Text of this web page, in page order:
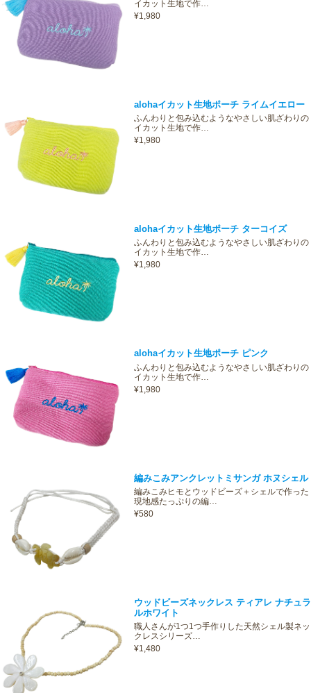
イカット生地で作…
¥1,980
alohaイカット生地ポーチ ライムイエロー
ふんわりと包み込むようなやさしい肌ざわりの
イカット生地で作…
¥1,980
alohaイカット生地ポーチ ターコイズ
ふんわりと包み込むようなやさしい肌ざわりの
イカット生地で作…
¥1,980
alohaイカット生地ポーチ ピンク
ふんわりと包み込むようなやさしい肌ざわりの
イカット生地で作…
¥1,980
編みこみアンクレットミサンガ ホヌシェル
編みこみヒモとウッドビーズ＋シェルで作った
現地感たっぷりの編…
¥580
ウッドビーズネックレス ティアレ ナチュラ
ルホワイト
職人さんが1つ1つ手作りした天然シェル製ネッ
クレスシリーズ…
¥1,480